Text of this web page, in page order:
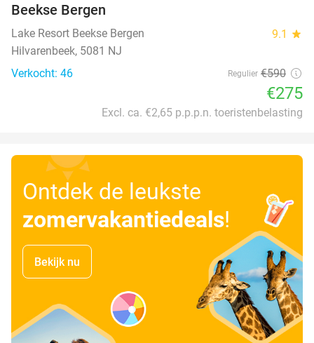
Beekse Bergen
Lake Resort Beekse Bergen 9.1 star
Hilvarenbeek, 5081 NJ
Verkocht: 46
Regulier €590
€275
Excl. ca. €2,65 p.p.p.n. toeristenbelasting
Ontdek de leukste
zomervakantiedeals!
Bekijk nu